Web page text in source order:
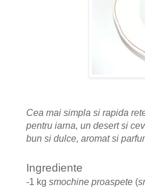
Cea mai simpla si rapida
pentru iarna, un desert si
bun si dulce, aromat si
Ingrediente
-1 kg smochine proaspete (